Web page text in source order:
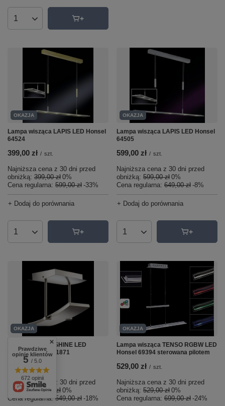
Ilość produktów
OKAZJA
Lampa wisząca LAPIS LED Honsel
64524
399,00 zł / szt.
Najniższa cena z 30 dni przed
obniżką: 399,00 zł 0%
Cena regularna: 599,00 zł -33%
+ Dodaj do porównania
Ilość produktów
OKAZJA
Lampa wisząca LAPIS LED Honsel
64505
599,00 zł / szt.
Najniższa cena z 30 dni przed
obniżką: 599,00 zł 0%
Cena regularna: 649,00 zł -8%
+ Dodaj do porównania
Ilość produktów
OKAZJA
Lampa sufitowa SHINE LED
Fischer Honsel 51871
449,00 zł szt.
Najniższa cena z 30 dni przed
obniżką:449,00 zł 0%
Cena regularna: 549,00 zł -18%
OKAZJA
Lampa wisząca TENSO RGBW LED
Honsel 69394 sterowana pilotem
529,00 zł / szt.
Najniższa cena z 30 dni przed
obniżką: 529,00 zł 0%
Cena regularna: 699,00 zł -24%
Prawdziwe
opinie klientów
5/ 5.0
672 opinii